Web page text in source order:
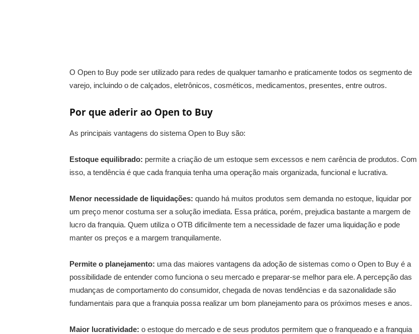
O Open to Buy pode ser utilizado para redes de qualquer tamanho e praticamente todos os segmento de
varejo, incluindo o de calçados, eletrônicos, cosméticos, medicamentos, presentes, entre outros.
Por que aderir ao Open to Buy
As principais vantagens do sistema Open to Buy são:
Estoque equilibrado: permite a criação de um estoque sem excessos e nem carência de produtos. Com
isso, a tendência é que cada franquia tenha uma operação mais organizada, funcional e lucrativa.
Menor necessidade de liquidações: quando há muitos produtos sem demanda no estoque, liquidar por
um preço menor costuma ser a solução imediata. Essa prática, porém, prejudica bastante a margem de
lucro da franquia. Quem utiliza o OTB dificilmente tem a necessidade de fazer uma liquidação e pode
manter os preços e a margem tranquilamente.
Permite o planejamento: uma das maiores vantagens da adoção de sistemas como o Open to Buy é a
possibilidade de entender como funciona o seu mercado e preparar-se melhor para ele. A percepção das
mudanças de comportamento do consumidor, chegada de novas tendências e da sazonalidade são
fundamentais para que a franquia possa realizar um bom planejamento para os próximos meses e anos.
Maior lucratividade: o estoque do mercado e de seus produtos permitem que o franqueado e a franquia